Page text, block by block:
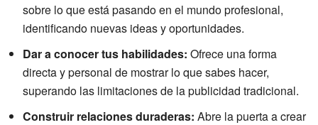
sobre lo que está pasando en el mundo profesional,
identificando nuevas ideas y oportunidades.
Dar a conocer tus habilidades: Ofrece una forma
directa y personal de mostrar lo que sabes hacer,
superando las limitaciones de la publicidad tradicional.
Construir relaciones duraderas: Abre la puerta a crear